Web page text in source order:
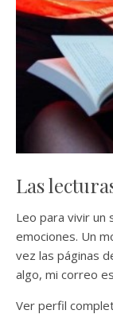
Las
Leo para vivir un
emociones. Un
vez las páginas
algo, mi correo
Ver perfil